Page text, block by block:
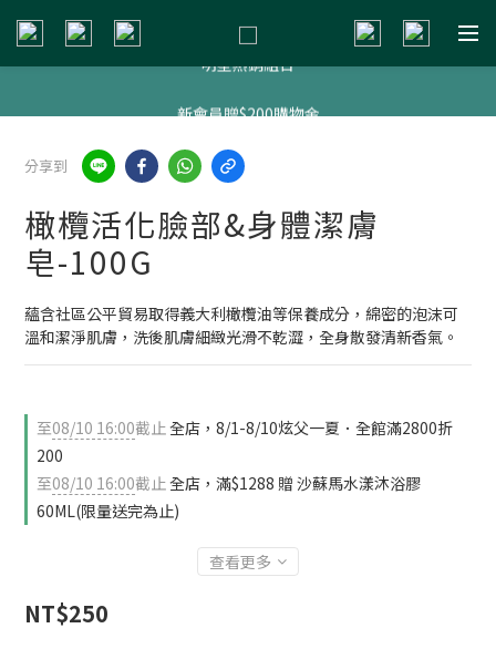
明星熱銷組合
分享到
橄欖活化臉部&身體潔膚
皂-100G
蘊含社區公平貿易取得義大利橄欖油等保養成分，綿密的泡沫可
溫和潔淨肌膚，洗後肌膚細緻光滑不乾澀，全身散發清新香氣。
至08/10 16:00截止全店，8/1-8/10炫父一夏．全館滿2800折
200
至08/10 16:00截止全店，滿$1288 贈 沙蘇馬水漾沐浴膠
60ML(限量送完為止)
查看更多
NT$250